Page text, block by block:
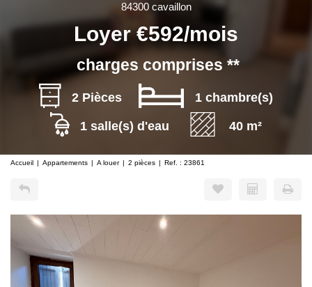
84300 cavaillon
Loyer €592/mois
charges comprises **
2 Pièces 1 chambre(s)
1 salle(s) d'eau 40 m²
Accueil Appartements A louer 2 pièces Ref. : 23861